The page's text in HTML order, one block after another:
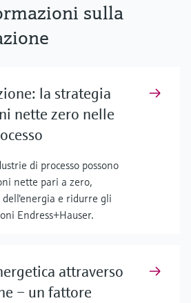
sulla
la strategia
nette zero nelle
di processo possono
nette pari a zero,
e ridurre gli
Endress+Hauser.
attraverso
– un fattore